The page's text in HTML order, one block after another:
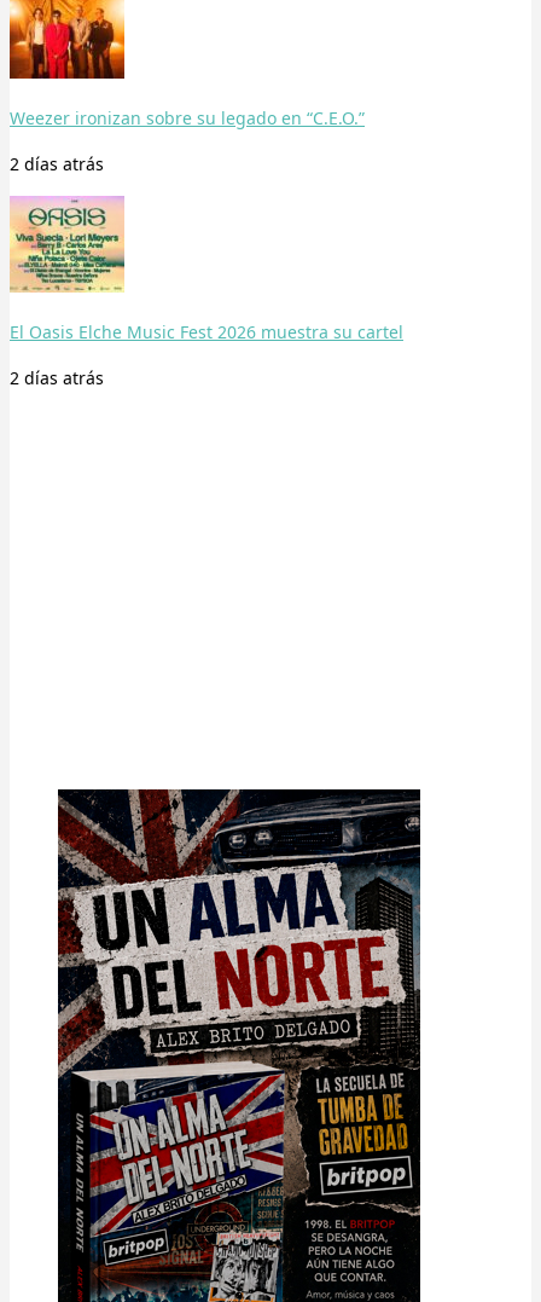
Weezer ironizan sobre su legado en “C.E.O.”
2 días atrás
El Oasis Elche Music Fest 2026 muestra su cartel
2 días atrás